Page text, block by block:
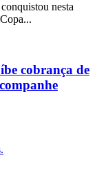
nesta
cobrança de